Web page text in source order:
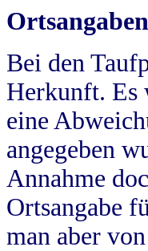
Bei den
Herkunft. Es
eine
angegeben
Annahme
Ortsangabe
man aber